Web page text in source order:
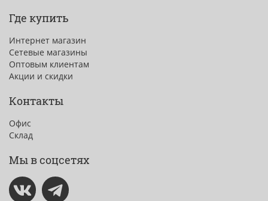
Где купить
Интернет магазин
Сетевые магазины
Оптовым клиентам
Акции и скидки
Контакты
Офис
Склад
Мы в соцсетях